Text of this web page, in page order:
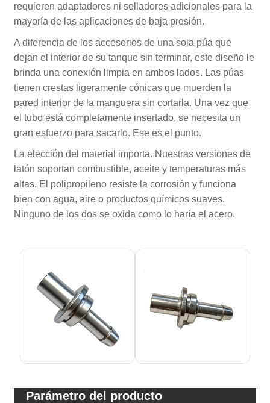
requieren adaptadores ni selladores adicionales para la
mayoría de las aplicaciones de baja presión.
A diferencia de los accesorios de una sola púa que
dejan el interior de su tanque sin terminar, este diseño le
brinda una conexión limpia en ambos lados. Las púas
tienen crestas ligeramente cónicas que muerden la
pared interior de la manguera sin cortarla. Una vez que
el tubo está completamente insertado, se necesita un
gran esfuerzo para sacarlo. Ese es el punto.
La elección del material importa. Nuestras versiones de
latón soportan combustible, aceite y temperaturas más
altas. El polipropileno resiste la corrosión y funciona
bien con agua, aire o productos químicos suaves.
Ninguno de los dos se oxida como lo haría el acero.
Parámetro del producto